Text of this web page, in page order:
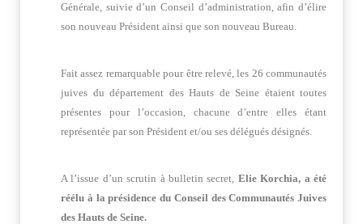
Générale, suivie d’un Conseil d’administration, afin d’élire
son nouveau Président ainsi que son nouveau Bureau.
Fait assez remarquable pour être relevé, les 26 communautés
juives du département des Hauts de Seine étaient toutes
présentes pour l’occasion, chacune d’entre elles étant
représentée par son Président et/ou ses délégués désignés.
A l’issue d’un scrutin à bulletin secret, Elie Korchia, a été
réélu à la présidence du Conseil des Communautés Juives
des Hauts de Seine.